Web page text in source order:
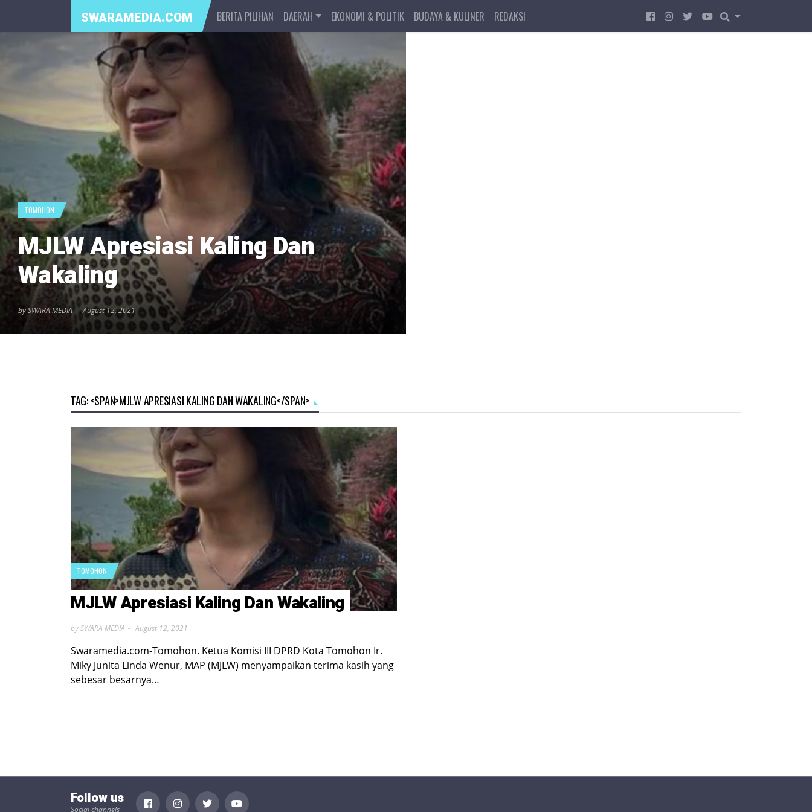
SWARAMEDIA.COM BERITA PILIHAN DAERAH EKONOMI & POLITIK BUDAYA & KULINER REDAKSI
TOMOHON
MJLW Apresiasi Kaling Dan
Wakaling
by SWARA MEDIA August 12, 2021
TAG: <SPAN>MJLW APRESIASI KALING DAN WAKALING</SPAN>
TOMOHON
MJLW Apresiasi Kaling Dan Wakaling
by SWARA MEDIA August 12, 2021
Swaramedia.com-Tomohon. Ketua Komisi III DPRD Kota Tomohon Ir.
Miky Junita Linda Wenur, MAP (MJLW) menyampaikan terima kasih yang
sebesar besarnya…
Follow us
Social channels